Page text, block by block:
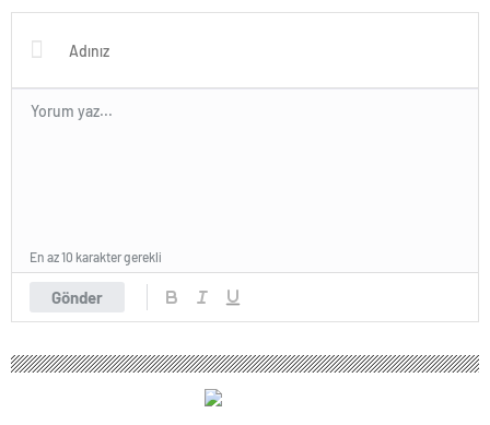
Gönder
En az 10 karakter gerekli